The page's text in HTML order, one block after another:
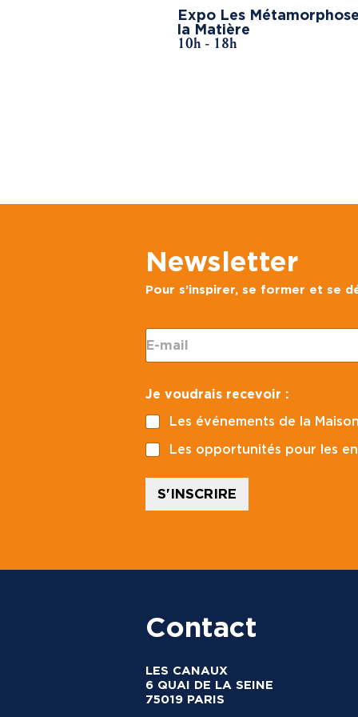
Expo Les
la Matière
10h - 18h
Newsletter
Pour s’inspirer, se former et se
E
-
m
i
l
*
o
s
t
a
l
Je voudrais recevoir :
Les événements de la
Les opportunités pour les
S'INSCRIRE
Contact
LES CANAUX
6 QUAI DE LA SEINE
75019 PARIS